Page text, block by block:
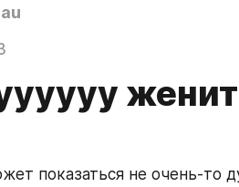
показаться не очень-то